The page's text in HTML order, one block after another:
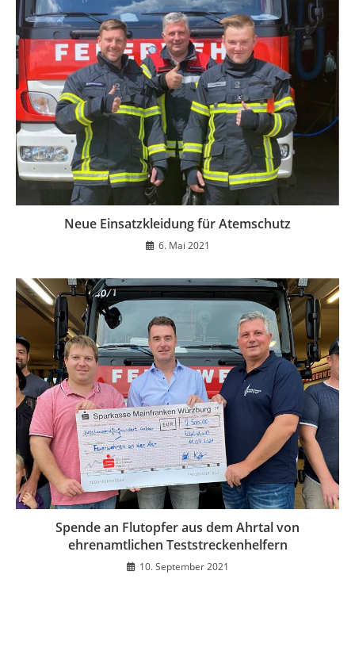
Neue Einsatzkleidung für Atemschutz
6. Mai 2021
Spende an Flutopfer aus dem Ahrtal von
ehrenamtlichen Teststreckenhelfern
10. September 2021